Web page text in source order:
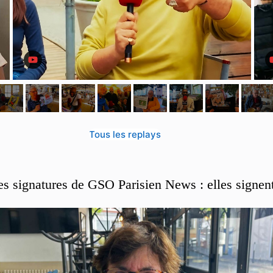
Tous les replays
signatures de GSO Parisien News : elles